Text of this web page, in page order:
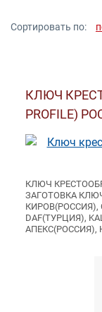
Сортировать по:
КЛЮЧ
PROFILE)
КЛЮЧ
ЗАГОТОВКА
DAF(ТУРЦИЯ),
АПЕКС(РОССИЯ),